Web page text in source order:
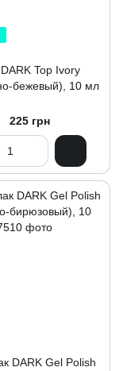
Top Ivory
бежевый), 10 мл
225 грн
DARK Gel Polish